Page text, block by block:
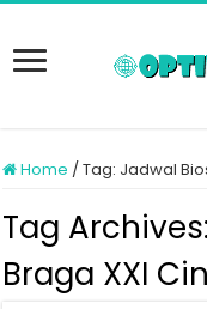
Home /Tag: Jadwal
Tag Archives:
Braga XXI